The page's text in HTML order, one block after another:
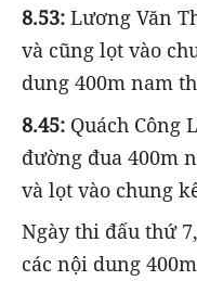
8.53: Lương Văn
và cũng lọt vào
dung 400m nam
8.45: Quách Công
đường đua 400m
và lọt vào chung
Ngày thi đấu thứ
các nội dung